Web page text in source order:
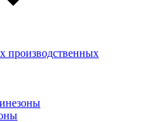
производственных